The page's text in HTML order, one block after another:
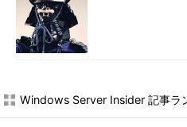
Windows Server Insider 記事ラ